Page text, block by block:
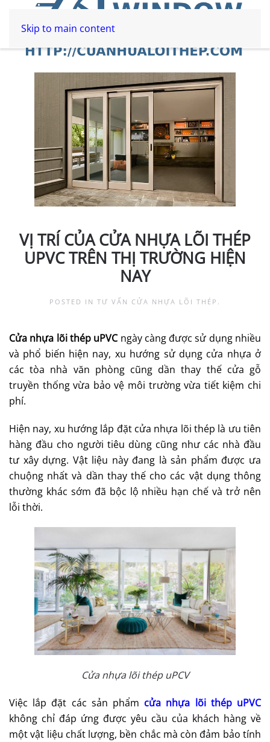
Skip to main content
VỊ TRÍ CỦA CỬA NHỰA LÕI THÉP
UPVC TRÊN THỊ TRƯỜNG HIỆN
NAY
POSTED IN TƯ VẤN CỬA NHỰA LÕI THÉP
Cửa nhựa lõi thép uPVCngày càng được sử dụng nhiều
và phổ biến hiện nay, xu hướng sử dụng cửa nhựa ở
các tòa nhà văn phòng cũng dần thay thế cửa gỗ
truyền thống vừa bảo vệ môi trường vừa tiết kiệm chi
phí.
Hiện nay, xu hướng lắp đặt cửa nhựa lõi thép là ưu tiên
hàng đầu cho người tiêu dùng cũng như các nhà đầu
tư xây dựng. Vật liệu này đang là sản phẩm được ưa
chuộng nhất và dần thay thế cho các vật dụng thông
thường khác sớm đã bộc lộ nhiều hạn chế và trở nên
lỗi thời.
Cửa nhựa lõi thép uPCV
Việc lắp đặt các sản phẩm cửa nhựa lõi thép uPVC
không chỉ đáp ứng được yêu cầu của khách hàng về
một vật liệu chất lượng, bền chắc mà còn đảm bảo tính